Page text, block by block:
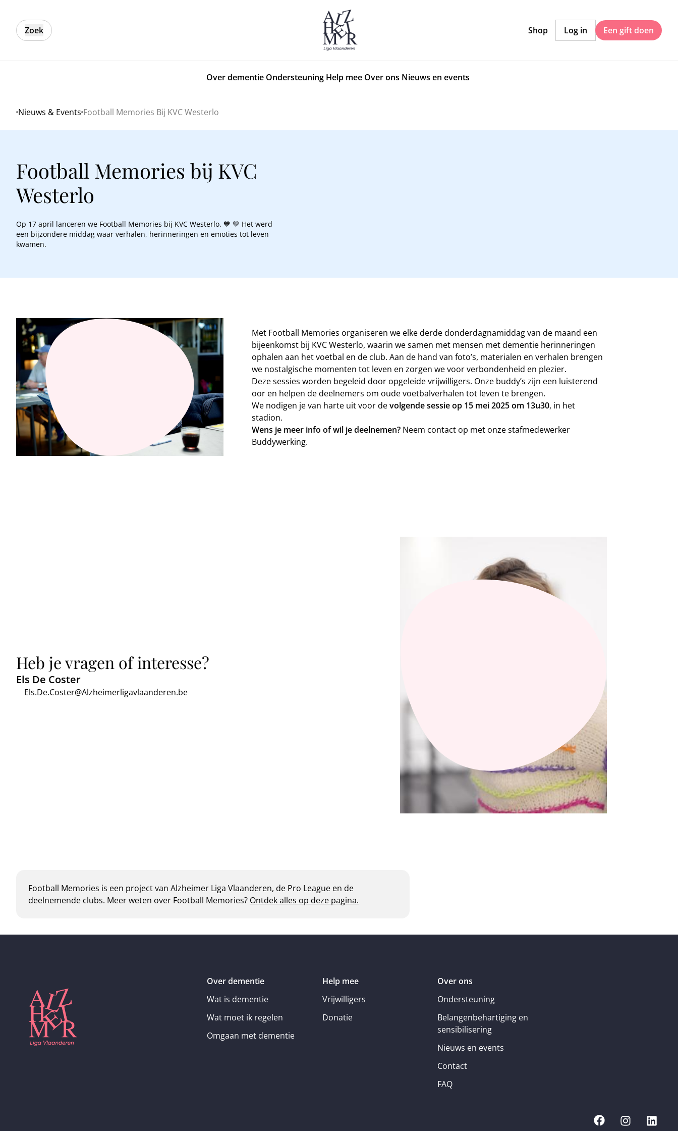
Zoek Shop Log in Een gift doen
Over dementie Ondersteuning Help mee Over ons Nieuws en events
Home
Nieuws & Events Football Memories Bij KVC Westerlo
Football Memories bij KVC
Westerlo
Op 17 april lanceren we Football Memories bij KVC Westerlo. 💙 💛 Het werd
een bijzondere middag waar verhalen, herinneringen en emoties tot leven
kwamen.
Met Football Memories organiseren we elke derde donderdagnamiddag van de maand een
bijeenkomst bij KVC Westerlo, waarin we samen met mensen met dementie herinneringen
ophalen aan het voetbal en de club. Aan de hand van foto’s, materialen en verhalen brengen
we nostalgische momenten tot leven en zorgen we voor verbondenheid en plezier.
Deze sessies worden begeleid door opgeleide vrijwilligers. Onze buddy’s zijn een luisterend
oor en helpen de deelnemers om oude voetbalverhalen tot leven te brengen.
We nodigen je van harte uit voor devolgende sessie op 15 mei 2025 om 13u30, in het
stadion.
Wens je meer info of wil je deelnemen?Neem contact op met onze stafmedewerker
Buddywerking.
Heb je vragen of interesse?
Els De Coster
Els.De.Coster@Alzheimerligavlaanderen.be
Football Memories is een project van Alzheimer Liga Vlaanderen, de Pro League en de
deelnemende clubs. Meer weten over Football Memories? Ontdek alles op deze pagina.
Over dementie
Wat is dementie
Wat moet ik regelen
Omgaan met dementie
Help mee
Vrijwilligers
Donatie
Over ons
Ondersteuning
Belangenbehartiging en
sensibilisering
Nieuws en events
Contact
FAQ